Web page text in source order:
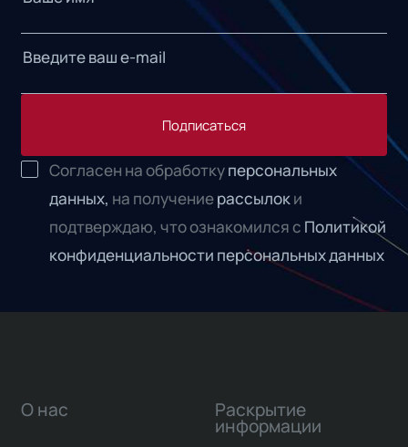
Подписаться
Согласен на обработкуперсональных
данных, на получениерассылоки
подтверждаю, что ознакомился с Политикой
конфиденциальности персональных данных
О нас Раскрытие
информации